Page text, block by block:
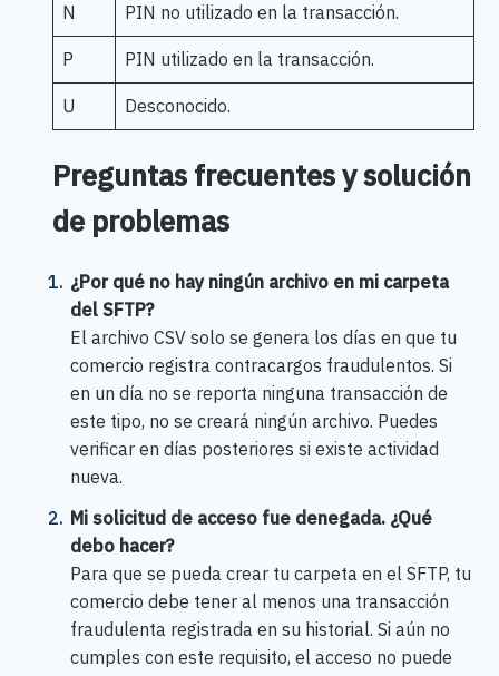
N PIN no utilizado en la transacción.
P PIN utilizado en la transacción.
U Desconocido.
Preguntas frecuentes y solución
de problemas
¿Por qué no hay ningún archivo en mi carpeta
del SFTP?
El archivo CSV solo se genera los días en que tu
comercio registra contracargos fraudulentos. Si
en un día no se reporta ninguna transacción de
este tipo, no se creará ningún archivo. Puedes
verificar en días posteriores si existe actividad
nueva.
Mi solicitud de acceso fue denegada. ¿Qué
debo hacer?
Para que se pueda crear tu carpeta en el SFTP, tu
comercio debe tener al menos una transacción
fraudulenta registrada en su historial. Si aún no
cumples con este requisito, el acceso no puede